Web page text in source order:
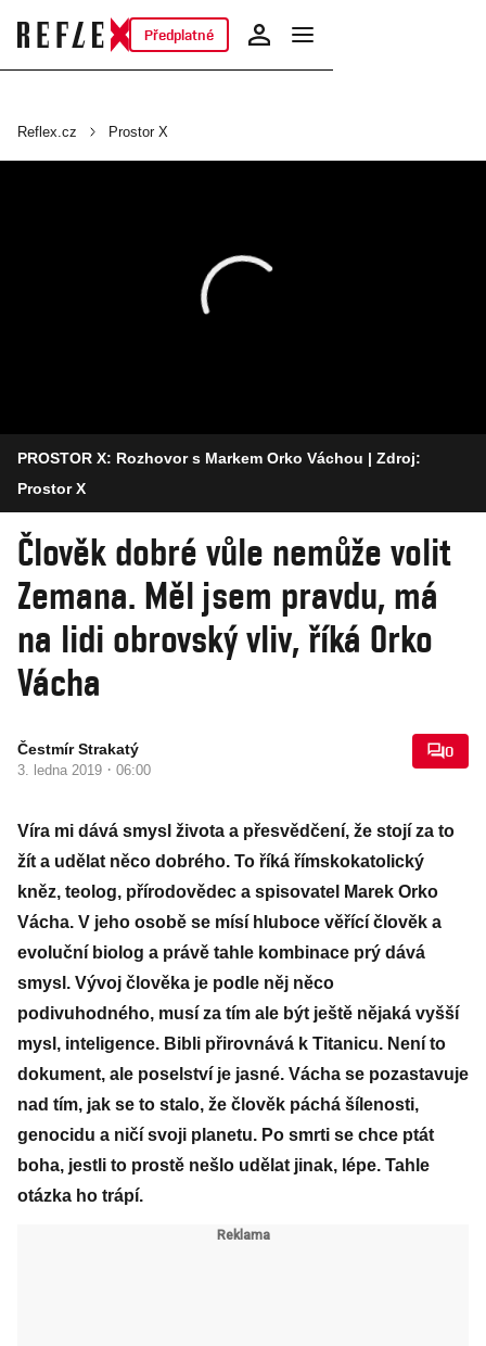
Předplatné
Reflex.cz Prostor X
PROSTOR X: Rozhovor s Markem Orko Váchou | Zdroj:
Prostor X
Člověk dobré vůle nemůže volit
Zemana. Měl jsem pravdu, má
na lidi obrovský vliv, říká Orko
Vácha
Čestmír Strakatý
3. ledna 2019 · 06:00
0
Víra mi dává smysl života a přesvědčení, že stojí za to
žít a udělat něco dobrého. To říká římskokatolický
kněz, teolog, přírodovědec a spisovatel Marek Orko
Vácha. V jeho osobě se mísí hluboce věřící člověk a
evoluční biolog a právě tahle kombinace prý dává
smysl. Vývoj člověka je podle něj něco
podivuhodného, musí za tím ale být ještě nějaká vyšší
mysl, inteligence. Bibli přirovnává k Titanicu. Není to
dokument, ale poselství je jasné. Vácha se pozastavuje
nad tím, jak se to stalo, že člověk páchá šílenosti,
genocidu a ničí svoji planetu. Po smrti se chce ptát
boha, jestli to prostě nešlo udělat jinak, lépe. Tahle
otázka ho trápí.